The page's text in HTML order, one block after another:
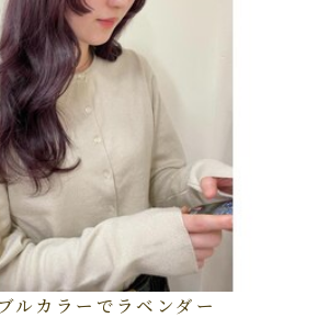
ルカラーでラベンダー